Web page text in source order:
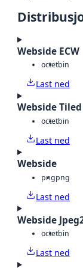
Webside ECW
octetbin
Last ned
Webside Tiled
octetbin
Last ned
Webside
pngpng
Last ned
Webside
octetbin
Last ned